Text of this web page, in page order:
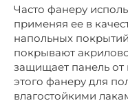
Часто фанеру
применяя ее в
напольных
покрывают
защищает панель от
этого фанеру для
влагостойкими